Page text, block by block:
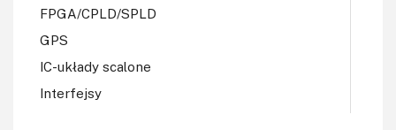
FPGA/CPLD/SPLD
GPS
IC-układy scalone
Interfejsy